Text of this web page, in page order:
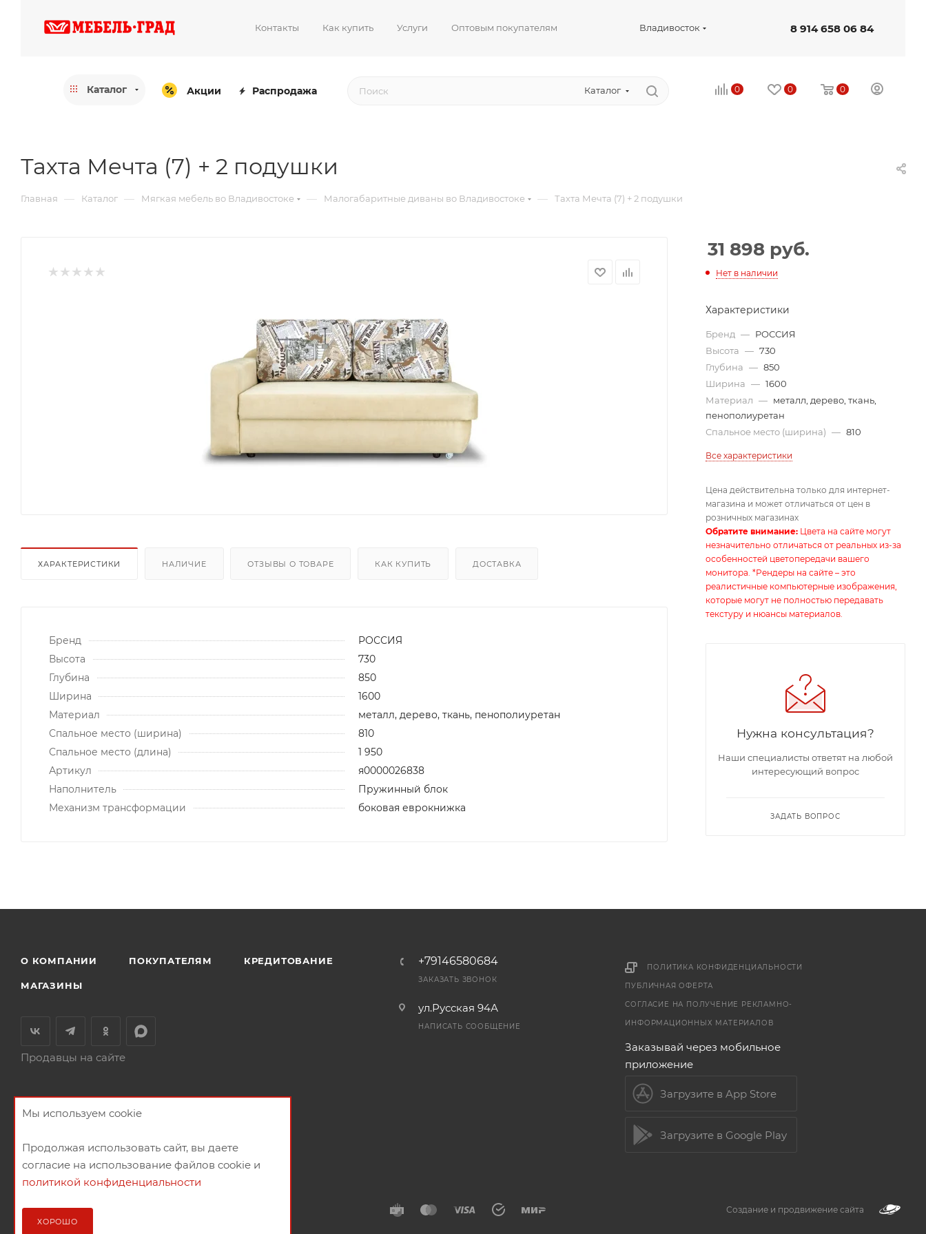
Контакты Как купить Услуги Оптовым покупателям Владивосток 8 914 658 06 84
Каталог Акции Распродажа Каталог 0 0 0
Тахта Мечта (7) + 2 подушки
Главная — Каталог — Мягкая мебель во Владивостоке — Малогабаритные диваны во Владивостоке — Тахта Мечта (7) + 2 подушки
ХАРАКТЕРИСТИКИ НАЛИЧИЕ ОТЗЫВЫ О ТОВАРЕ КАК КУПИТЬ ДОСТАВКА
Бренд
РОССИЯ
Высота
730
Глубина
850
Ширина
1600
Материал
металл, дерево, ткань, пенополиуретан
Спальное место (ширина)
810
Спальное место (длина)
1 950
Артикул
я0000026838
Наполнитель
Пружинный блок
Механизм трансформации
боковая еврокнижка
31 898 руб.
Нет в наличии
Характеристики
Бренд — РОССИЯ
Высота — 730
Глубина — 850
Ширина — 1600
Материал — металл, дерево, ткань,
пенополиуретан
Спальное место (ширина) — 810
Все характеристики
Цена действительна только для интернет-
магазина и может отличаться от цен в
розничных магазинах
Обратите внимание: Цвета на сайте могут
незначительно отличаться от реальных из-за
особенностей цветопередачи вашего
монитора. *Рендеры на сайте – это
реалистичные компьютерные изображения,
которые могут не полностью передавать
текстуру и нюансы материалов.
Нужна консультация?
Наши специалисты ответят на любой
интересующий вопрос
ЗАДАТЬ ВОПРОС
О КОМПАНИИ ПОКУПАТЕЛЯМ КРЕДИТОВАНИЕ
МАГАЗИНЫ
Продавцы на сайте
+79146580684
ЗАКАЗАТЬ ЗВОНОК
ул.Русская 94А
НАПИСАТЬ СООБЩЕНИЕ
ПОЛИТИКА КОНФИДЕНЦИАЛЬНОСТИ
ПУБЛИЧНАЯ ОФЕРТА
СОГЛАСИЕ НА ПОЛУЧЕНИЕ РЕКЛАМНО-
ИНФОРМАЦИОННЫХ МАТЕРИАЛОВ
Заказывай через мобильное
приложение
Загрузите в App Store
Загрузите в Google Play
Создание и продвижение сайта
Мы используем cookie
Продолжая использовать сайт, вы даете
согласие на использование файлов cookie и
политикой конфиденциальности
ХОРОШО